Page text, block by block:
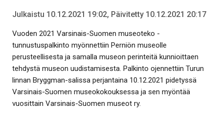
Julkaistu 10.12.2021 19:02, Päivitetty 10.12.2021 20:17
Vuoden 2021 Varsinais-Suomen museoteko -
tunnustuspalkinto myönnettiin Perniön museolle
perusteellisesta ja samalla museon perinteitä kunnioittaen
tehdystä museon uudistamisesta. Palkinto ojennettiin Turun
linnan Bryggman-salissa perjantaina 10.12.2021 pidetyssä
Varsinais-Suomen museokokouksessa ja sen myöntää
vuosittain Varsinais-Suomen museot ry.